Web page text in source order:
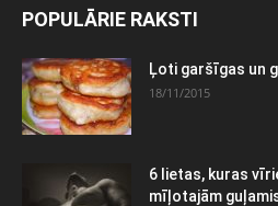
POPULĀRIE RAKSTI
Ļoti garšīgas un
18/11/2015
6 lietas, kuras
mīļotajām